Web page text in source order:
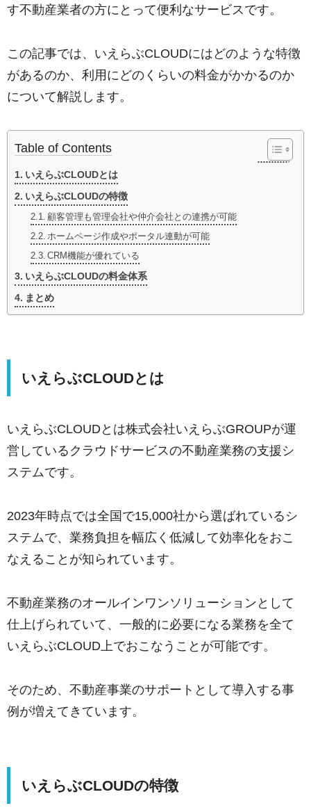
す不動産業者の方にとって便利なサービスです。
この記事では、いえらぶCLOUDにはどのような特徴
があるのか、利用にどのくらいの料金がかかるのか
について解説します。
Table of Contents
いえらぶCLOUDとは
いえらぶCLOUDの特徴
顧客管理も管理会社や仲介会社との連携が可能
ホームページ作成やポータル連動が可能
CRM機能が優れている
いえらぶCLOUDの料金体系
まとめ
いえらぶCLOUDとは
いえらぶCLOUDとは株式会社いえらぶGROUPが運
営しているクラウドサービスの不動産業務の支援シ
ステムです。
2023年時点では全国で15,000社から選ばれているシ
ステムで、業務負担を幅広く低減して効率化をおこ
なえることが知られています。
不動産業務のオールインワンソリューションとして
仕上げられていて、一般的に必要になる業務を全て
いえらぶCLOUD上でおこなうことが可能です。
そのため、不動産事業のサポートとして導入する事
例が増えてきています。
いえらぶCLOUDの特徴